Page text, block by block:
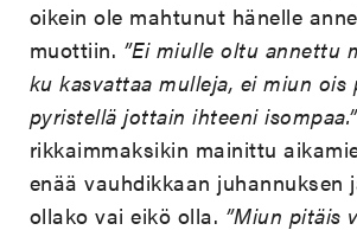
oikein ole mahtunut hänelle
muottiin. ”Ei miulle oltu annettu
ku kasvattaa mulleja, ei miun ois
pyristellä jottain ihteeni isompaa.”
rikkaimmaksikin mainittu
enää vauhdikkaan juhannuksen
ollako vai eikö olla. ”Miun pitäis